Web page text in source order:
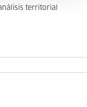
territorial